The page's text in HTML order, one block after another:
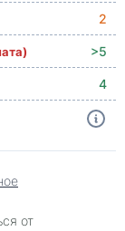
2
>5
4
от